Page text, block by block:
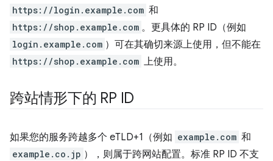
https://login.example.com 和
https://shop.example.com 。更具体的 RP ID（例如
login.example.com ）可在其确切来源上使用，但不能在
https://shop.example.com 上使用。
跨站情形下的 RP ID
如果您的服务跨越多个 eTLD+1（例如 example.com 和
example.co.jp ），则属于跨网站配置。标准 RP ID 不支